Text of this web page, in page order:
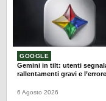
GOOGLE
Gemini in tilt: utenti
rallentamenti gravi e
6 Agosto 2026